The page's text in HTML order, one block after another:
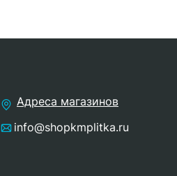
Адреса магазинов
info@shopkmplitka.ru